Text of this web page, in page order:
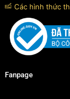
Các hình thức
Fanpage